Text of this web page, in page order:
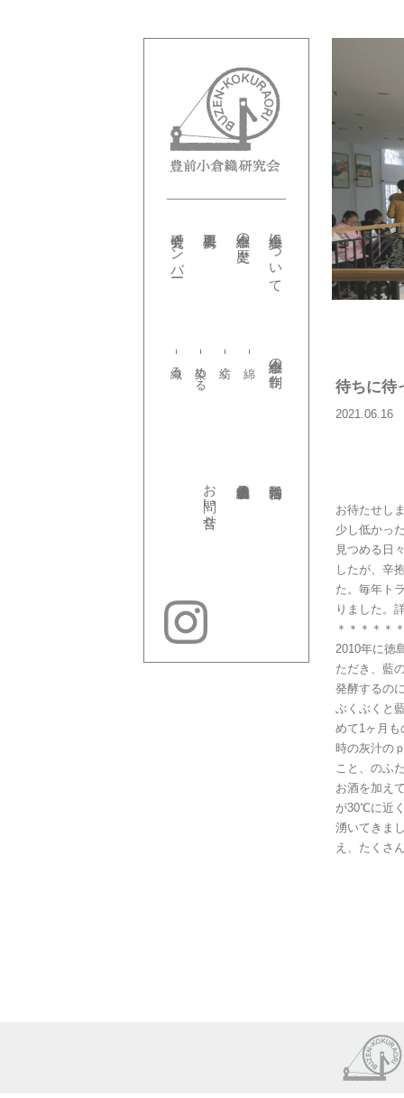
小倉織について
小倉織の歴史
研究会メンバー
小倉織の制作
紡ぐ
染める
織る
お問い合せ
待ちに待
2021.06.16
お待たせし
少し低かっ
見つめる日
したが、辛
た。毎年ト
りました。
＊＊＊＊＊
2010年に徳
ただき、藍
発酵するの
ぶくぶくと
めて1ヶ月も
時の灰汁の
こと、のふ
お酒を加え
が30℃に近
湧いてきま
え、たくさ